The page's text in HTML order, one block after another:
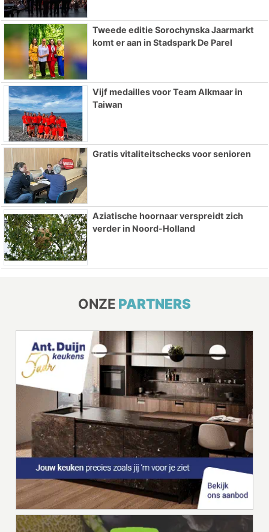
Tweede editie Sorochynska Jaarmarkt
komt er aan in Stadspark De Parel
Vijf medailles voor Team Alkmaar in
Taiwan
Gratis vitaliteitschecks voor senioren
Aziatische hoornaar verspreidt zich
verder in Noord-Holland
ONZE PARTNERS